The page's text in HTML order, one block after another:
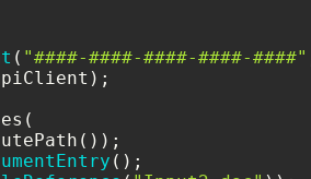
( "####-####-####-####-####"
();